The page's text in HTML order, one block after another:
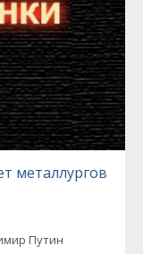
металлургов
Путин